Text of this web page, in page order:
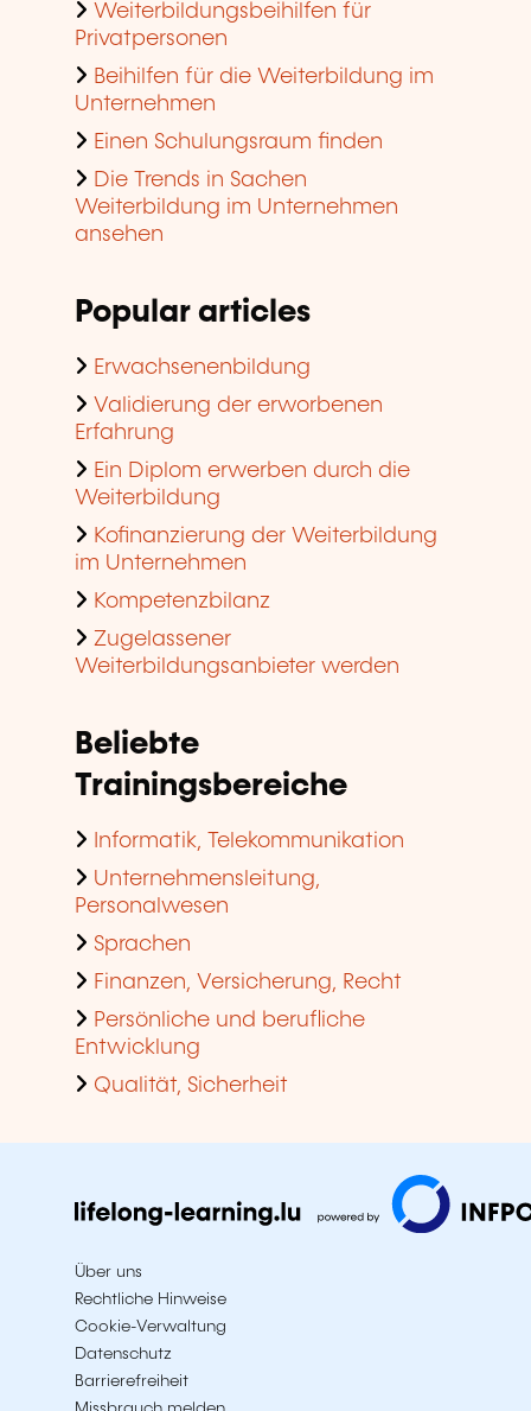
Weiterbildungsbeihilfen für
Privatpersonen
Beihilfen für die Weiterbildung im
Unternehmen
Einen Schulungsraum finden
Die Trends in Sachen
Weiterbildung im Unternehmen
ansehen
Popular articles
Erwachsenenbildung
Validierung der erworbenen
Erfahrung
Ein Diplom erwerben durch die
Weiterbildung
Kofinanzierung der Weiterbildung
im Unternehmen
Kompetenzbilanz
Zugelassener
Weiterbildungsanbieter werden
Beliebte
Trainingsbereiche
Informatik, Telekommunikation
Unternehmensleitung,
Personalwesen
Sprachen
Finanzen, Versicherung, Recht
Persönliche und berufliche
Entwicklung
Qualität, Sicherheit
Über uns
Rechtliche Hinweise
Cookie-Verwaltung
Datenschutz
Barrierefreiheit